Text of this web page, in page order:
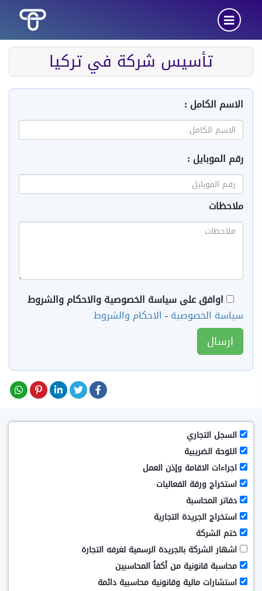
تأسيس شركة في تركيا
الاسم الكامل :
رقم الموبايل :
ملاحظات
اوافق على سياسة الخصوصية والاحكام والشروط
سياسة الخصوصية- الاحكام والشروط
السجل التجاري
اللوحة الضريبية
اجراءات الاقامة وإذن العمل
استخراج ورقة الفعاليات
دفاتر المحاسبة
استخراج الجريدة التجارية
ختم الشركة
اشهار الشركة بالجريدة الرسمية لغرفه التجارة
محاسبة قانونية من أكفأ المحاسبين
استشارات مالية وقانونية محاسبية دائمة